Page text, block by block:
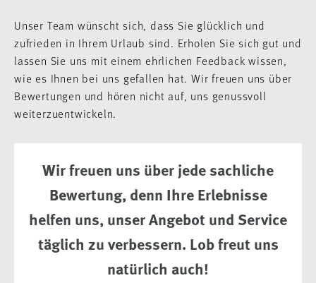
Unser Team wünscht sich, dass Sie glücklich und
zufrieden in Ihrem Urlaub sind. Erholen Sie sich gut und
lassen Sie uns mit einem ehrlichen Feedback wissen,
wie es Ihnen bei uns gefallen hat. Wir freuen uns über
Bewertungen und hören nicht auf, uns genussvoll
weiterzuentwickeln.
Wir freuen uns über jede sachliche
Bewertung, denn Ihre Erlebnisse
helfen uns, unser Angebot und Service
täglich zu verbessern. Lob freut uns
natürlich auch!